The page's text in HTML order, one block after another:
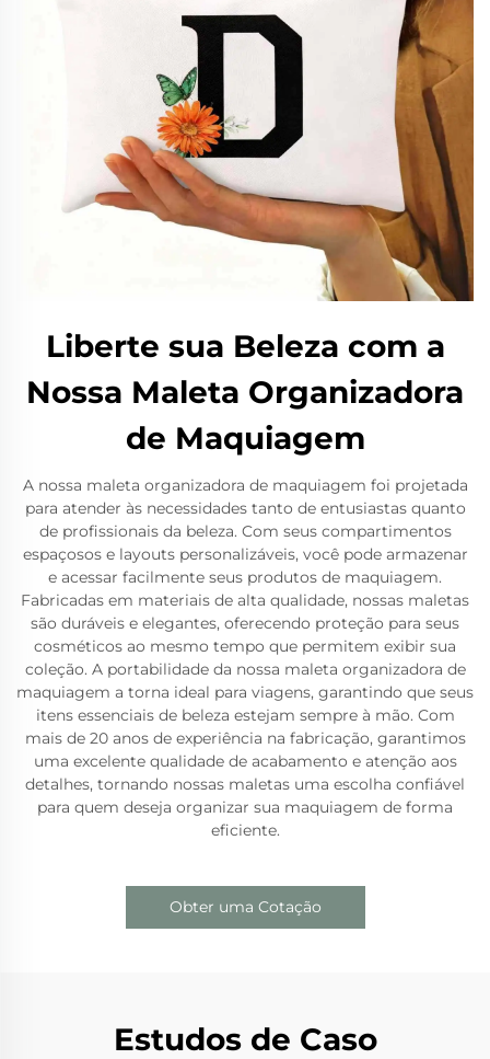
Liberte sua Beleza com a
Nossa Maleta Organizadora
de Maquiagem
A nossa maleta organizadora de maquiagem foi projetada
para atender às necessidades tanto de entusiastas quanto
de profissionais da beleza. Com seus compartimentos
espaçosos e layouts personalizáveis, você pode armazenar
e acessar facilmente seus produtos de maquiagem.
Fabricadas em materiais de alta qualidade, nossas maletas
são duráveis e elegantes, oferecendo proteção para seus
cosméticos ao mesmo tempo que permitem exibir sua
coleção. A portabilidade da nossa maleta organizadora de
maquiagem a torna ideal para viagens, garantindo que seus
itens essenciais de beleza estejam sempre à mão. Com
mais de 20 anos de experiência na fabricação, garantimos
uma excelente qualidade de acabamento e atenção aos
detalhes, tornando nossas maletas uma escolha confiável
para quem deseja organizar sua maquiagem de forma
eficiente.
Obter uma Cotação
Estudos de Caso